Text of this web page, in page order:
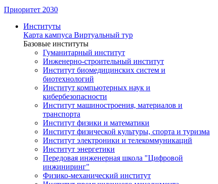
Приоритет 2030
Институты
Карта кампуса Виртуальный тур
Базовые институты
Гуманитарный институт
Инженерно-строительный институт
Институт биомедицинских систем и
биотехнологий
Институт компьютерных наук и
кибербезопасности
Институт машиностроения, материалов и
транспорта
Институт физики и математики
Институт физической культуры, спорта и туризма
Институт электроники и телекоммуникаций
Институт энергетики
Передовая инженерная школа "Цифровой
инжиниринг"
Физико-механический институт